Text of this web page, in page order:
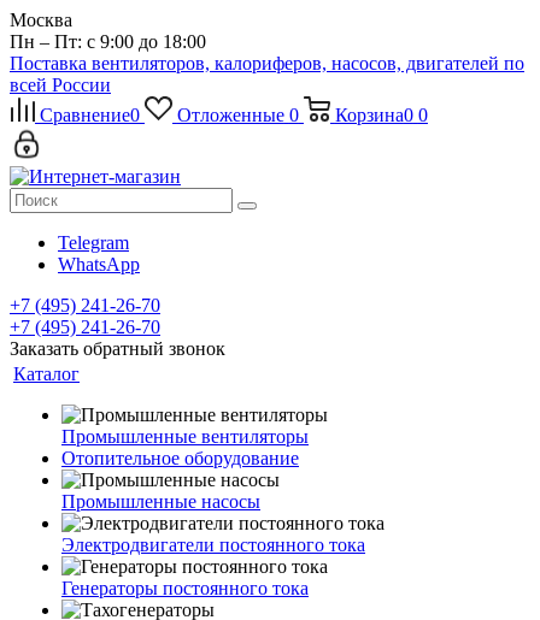
Москва
Пн – Пт: с 9:00 до 18:00
Поставка вентиляторов, калориферов, насосов, двигателей по
всей России
Сравнение0 Отложенные 0 Корзина0 0
Telegram
WhatsApp
+7 (495) 241-26-70
+7 (495) 241-26-70
Заказать обратный звонок
Каталог
Промышленные вентиляторы
Отопительное оборудование
Промышленные насосы
Электродвигатели постоянного тока
Генераторы постоянного тока